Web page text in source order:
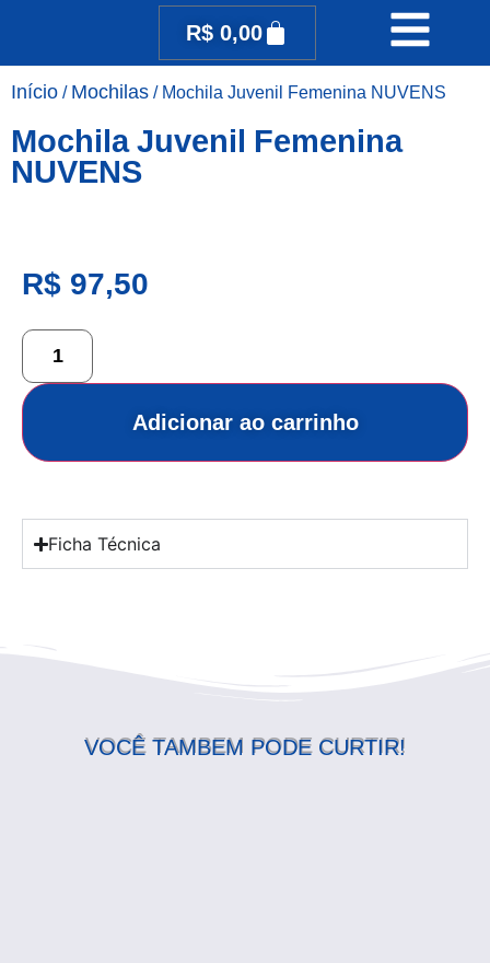
R$ 0,00
Início / Mochilas / Mochila Juvenil Femenina NUVENS
Mochila Juvenil Femenina
NUVENS
R$ 97,50
Adicionar ao carrinho
Ficha Técnica
VOCÊ TAMBEM PODE CURTIR!